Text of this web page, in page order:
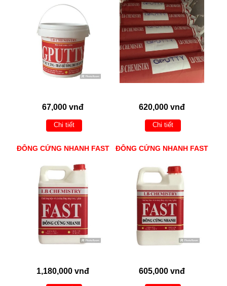
67,000 vnđ
Chi tiết
620,000 vnđ
Chi tiết
ĐÔNG CỨNG NHANH FAST
1,180,000 vnđ
ĐÔNG CỨNG NHANH FAST
605,000 vnđ